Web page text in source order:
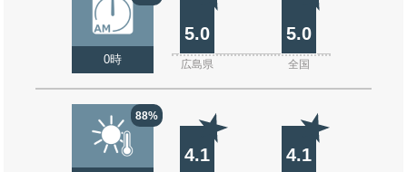
0時
5.0 5.0
広島県 全国
88%
4.1 4.1